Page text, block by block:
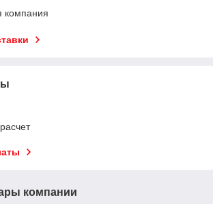
компания
компании